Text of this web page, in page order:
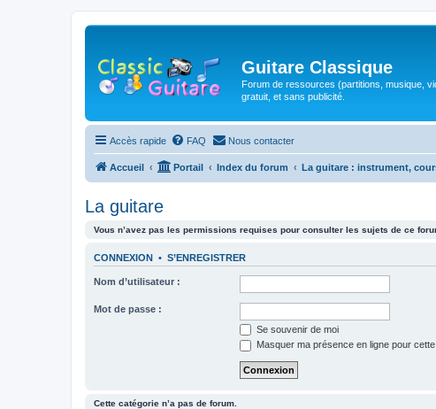
Guitare Classique
Forum de ressources (partitions, musique,
gratuit, et sans publicité.
Accès rapide FAQ Nous contacter
Accueil Portail Index du forum La guitare : instrument,
La guitare
Vous n’avez pas les permissions requises pour consulter les sujets de ce
CONNEXION • S’ENREGISTRER
Nom d’utilisateur :
Mot de passe :
Se souvenir de moi
Masquer ma présence en ligne pour
Cette catégorie n’a pas de forum.